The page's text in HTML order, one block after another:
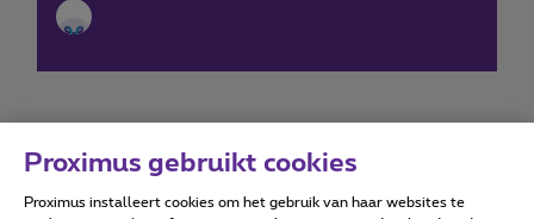
Proximus gebruikt cookies
Proximus installeert cookies om het gebruik van haar websites te